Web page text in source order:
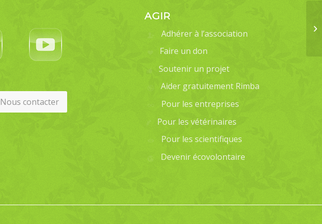
Nous contacter
AGIR
Adhérer à l’association
Faire un don
Soutenir un projet
Aider gratuitement Rimba
Pour les entreprises
Pour les vétérinaires
Pour les scientifiques
Devenir écovolontaire